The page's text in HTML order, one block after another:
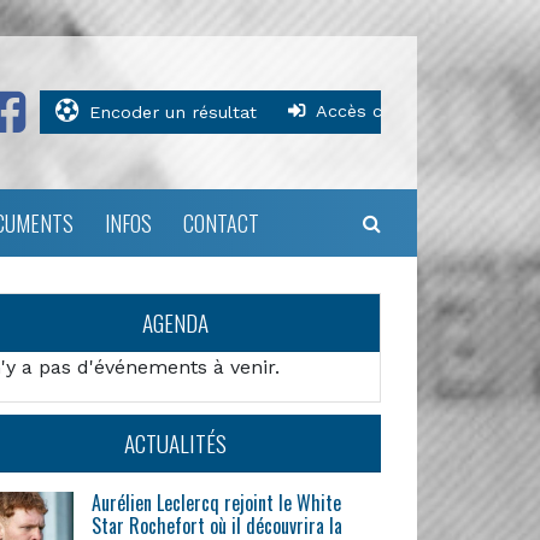
Encoder un résultat Accès clubs
INFOS CONTACT
AGENDA
a pas d'événements à venir.
ACTUALITÉS
Aurélien Leclercq rejoint le White
Star Rochefort où il découvrira la